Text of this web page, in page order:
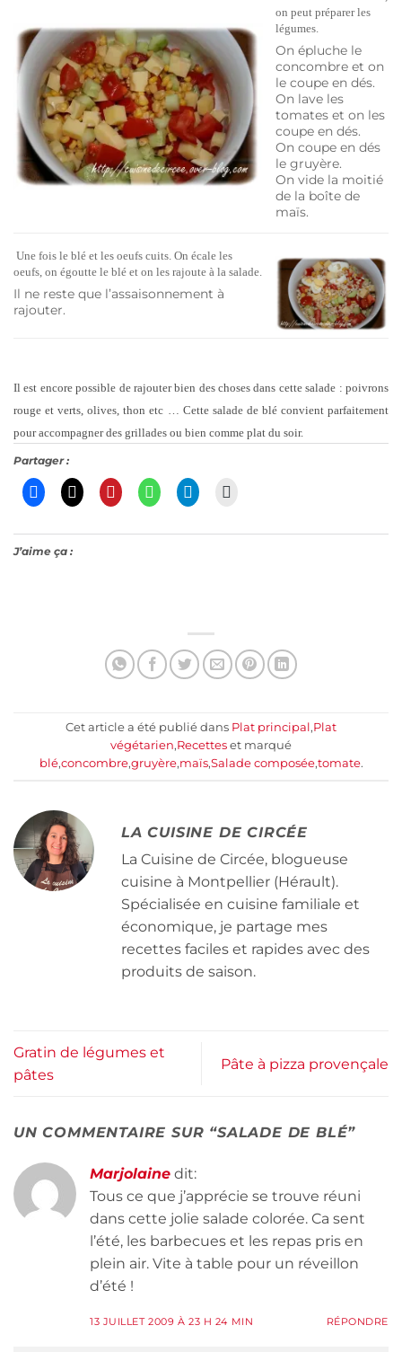
on peut préparer les
légumes.
On épluche le
concombre et on
le coupe en dés.
On lave les
tomates et on les
coupe en dés.
On coupe en dés
le gruyère.
On vide la moitié
de la boîte de
maïs.
Une fois le blé et les oeufs cuits. On écale les
oeufs, on égoutte le blé et on les rajoute à la salade.
Il ne reste que l’assaisonnement à
rajouter.
Il est encore possible de rajouter bien des choses dans cette salade : poivrons
rouge et verts, olives, thon etc … Cette salade de blé convient parfaitement
pour accompagner des grillades ou bien comme plat du soir.
Partager :
J’aime ça :
Cet article a été publié dans Plat principal,Plat
végétarien,Recettes et marqué
blé,concombre,gruyère,maïs,Salade composée,tomate.
LA CUISINE DE CIRCÉE
La Cuisine de Circée, blogueuse
cuisine à Montpellier (Hérault).
Spécialisée en cuisine familiale et
économique, je partage mes
recettes faciles et rapides avec des
produits de saison.
Gratin de légumes et
pâtes
Pâte à pizza provençale
UN COMMENTAIRE SUR “SALADE DE BLÉ”
Marjolaine dit:
Tous ce que j’apprécie se trouve réuni
dans cette jolie salade colorée. Ca sent
l’été, les barbecues et les repas pris en
plein air. Vite à table pour un réveillon
d’été !
13 JUILLET 2009 À 23 H 24 MIN RÉPONDRE